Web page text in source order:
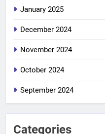
January 2025
December 2024
November 2024
October 2024
September 2024
Categories